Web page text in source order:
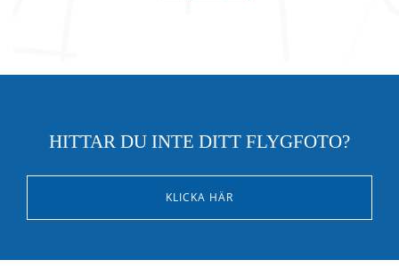
HITTAR DU INTE DITT FLYGFOTO?
KLICKA HÄR